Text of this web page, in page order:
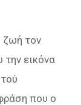
ζωή τον
εικόνα
που ο